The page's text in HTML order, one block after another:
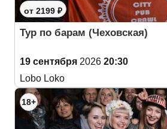
от 2199 ₽
Тур по барам (Чеховская)
19 сентября 2026 20:30
Lobo Loko
18+